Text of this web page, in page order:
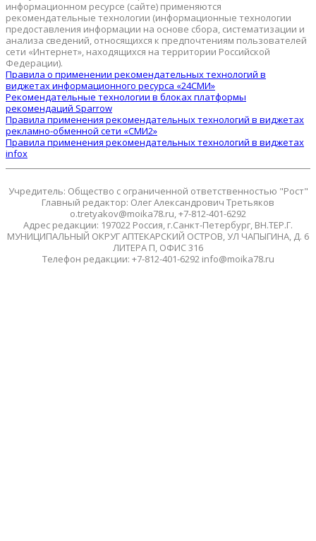
информационном ресурсе (сайте) применяются
рекомендательные технологии (информационные технологии
предоставления информации на основе сбора, систематизации и
анализа сведений, относящихся к предпочтениям пользователей
сети «Интернет», находящихся на территории Российской
Федерации).
Правила о применении рекомендательных технологий в
виджетах информационного ресурса «24СМИ»
Рекомендательные технологии в блоках платформы
рекомендаций Sparrow
Правила применения рекомендательных технологий в виджетах
рекламно-обменной сети «СМИ2»
Правила применения рекомендательных технологий в виджетах
infox
Учредитель: Общество с ограниченной ответственностью "Рост"
Главный редактор: Олег Александрович Третьяков
o.tretyakov@moika78.ru, +7-812-401-6292
Адрес редакции: 197022 Россия, г.Санкт-Петербург, ВН.ТЕР.Г.
МУНИЦИПАЛЬНЫЙ ОКРУГ АПТЕКАРСКИЙ ОСТРОВ, УЛ ЧАПЫГИНА, Д. 6
ЛИТЕРА П, ОФИС 316
Телефон редакции: +7-812-401-6292 info@moika78.ru